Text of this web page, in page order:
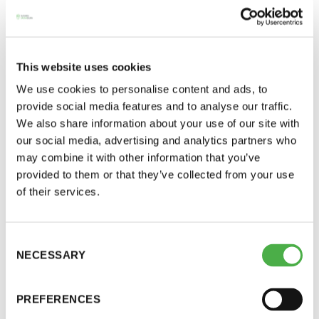
This website uses cookies
We use cookies to personalise content and ads, to
provide social media features and to analyse our traffic.
We also share information about your use of our site with
our social media, advertising and analytics partners who
may combine it with other information that you’ve
provided to them or that they’ve collected from your use
of their services.
Selection
NECESSARY
PREFERENCES
Miltä näyttää Narvin kansainvälinen tilanne tällä
hetkellä?
Narvin vienti kattaa noin neljänneksen yrityksen
liikevaihdosta tällä hetkellä. Vientityötä on tehty
pitkäjänteisesti jo jonkin aikaa ja tarkoitus on olla
tulevaisuudessa entistä kansainvälisempi yritys.
Viennin ydinalueita ovat Pohjoismaat ja Eurooppa,
mutta suuntaamme myös Euroopan ulkopuolelle,
erityisesti Japaniin ja Pohjois-Amerikkaan.
Kaiken kaikkiaan henkilöstöä Narvilla on tällä